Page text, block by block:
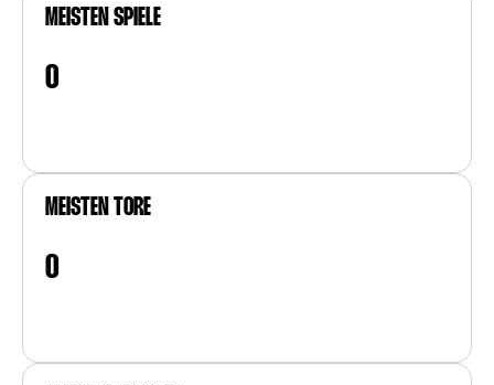
MEISTEN SPIELE
0
MEISTEN TORE
0